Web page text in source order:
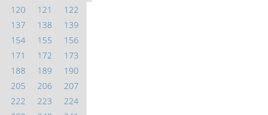
120 121
122
137 138
139
154 155
156
171 172
173
188 189
190
205 206
207
222 223
224